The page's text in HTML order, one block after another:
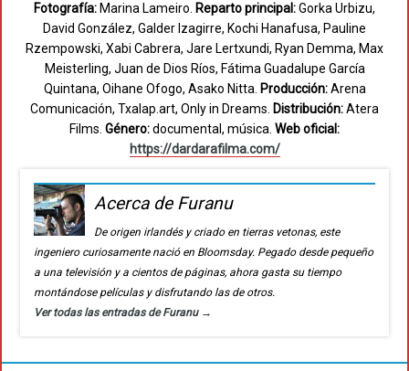
Fotografía: Marina Lameiro. Reparto principal:Gorka Urbizu,
David González, Galder Izagirre, Kochi Hanafusa, Pauline
Rzempowski, Xabi Cabrera, Jare Lertxundi, Ryan Demma, Max
Meisterling, Juan de Dios Ríos, Fátima Guadalupe García
Quintana, Oihane Ofogo, Asako Nitta. Producción:Arena
Comunicación, Txalap.art, Only in Dreams. Distribución:Atera
Films. Género:documental, música. Web oficial:
https://dardarafilma.com/
Acerca de Furanu
De origen irlandés y criado en tierras vetonas, este
ingeniero curiosamente nació en Bloomsday. Pegado desde pequeño
a una televisión y a cientos de páginas, ahora gasta su tiempo
montándose películas y disfrutando las de otros.
Ver todas las entradas de Furanu →